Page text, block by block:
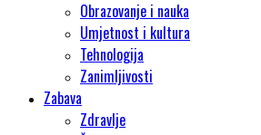
Obrazovanje i nauka
Umjetnost i kultura
Tehnologija
Zanimljivosti
Zabava
Zdravlje